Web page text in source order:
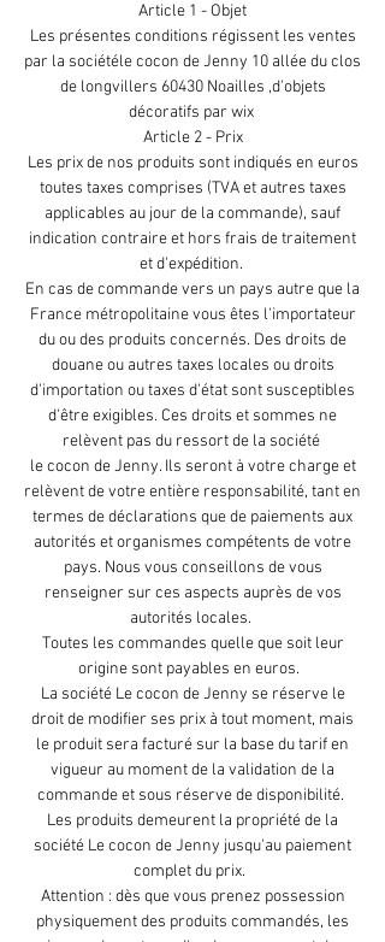
Article 1 - Objet
Les présentes conditions régissent les ventes
par la sociétéle cocon de Jenny 10 allée du clos
de longvillers 60430 Noailles ,d'objets
décoratifs par wix
Article 2 - Prix
Les prix de nos produits sont indiqués en euros
toutes taxes comprises (TVA et autres taxes
applicables au jour de la commande), sauf
indication contraire et hors frais de traitement
et d'expédition.
En cas de commande vers un pays autre que la
France métropolitaine vous êtes l'importateur
du ou des produits concernés. Des droits de
douane ou autres taxes locales ou droits
d'importation ou taxes d'état sont susceptibles
d'être exigibles. Ces droits et sommes ne
relèvent pas du ressort de la société
le cocon de Jenny. Ils seront à votre charge et
relèvent de votre entière responsabilité, tant en
termes de déclarations que de paiements aux
autorités et organismes compétents de votre
pays. Nous vous conseillons de vous
renseigner sur ces aspects auprès de vos
autorités locales.
Toutes les commandes quelle que soit leur
origine sont payables en euros.
La société Le cocon de Jenny se réserve le
droit de modifier ses prix à tout moment, mais
le produit sera facturé sur la base du tarif en
vigueur au moment de la validation de la
commande et sous réserve de disponibilité.
Les produits demeurent la propriété de la
société Le cocon de Jenny jusqu'au paiement
complet du prix.
Attention : dès que vous prenez possession
physiquement des produits commandés, les